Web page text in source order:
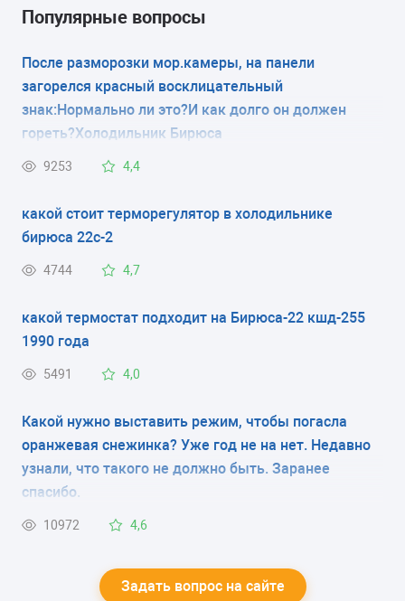
винный шкаф
электронное
КОЛИЧЕСТВО КАМЕР
1
РАЗМЕРЫ (ШXГXВ)
59.5x68x180 см
1
РАЗМОРАЖИВАНИЕ ХОЛОДИЛЬНОЙ КАМЕРЫ
No Frost
ЭНЕРГОПОТРЕБЛЕНИЕ
Популярные вопросы
После разморозки мор.камеры, на панели
загорелся красный восклицательный
знак:Нормально ли это?И как долго он должен
гореть?Холодильник Бирюса
9253 4,4
какой стоит терморегулятор в холодильнике
бирюса 22с-2
4744 4,7
какой термостат подходит на Бирюса-22 кшд-255
1990 года
5491 4,0
Какой нужно выставить режим, чтобы погасла
оранжевая снежинка? Уже год не на нет. Недавно
узнали, что такого не должно быть. Заранее
спасибо.
10972 4,6
Задать вопрос на сайте